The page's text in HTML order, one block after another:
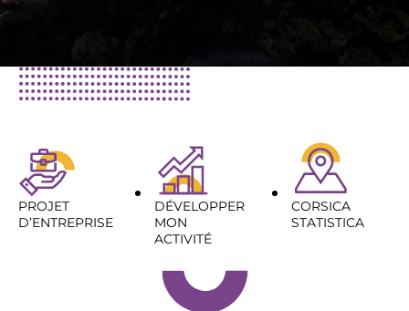
PROJET
D’ENTREPRISE
DÉVELOPPER
MON
ACTIVITÉ
CORSICA
STATISTICA